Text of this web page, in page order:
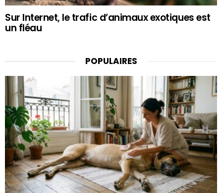
Sur Internet, le trafic d’animaux exotiques est
un fléau
POPULAIRES